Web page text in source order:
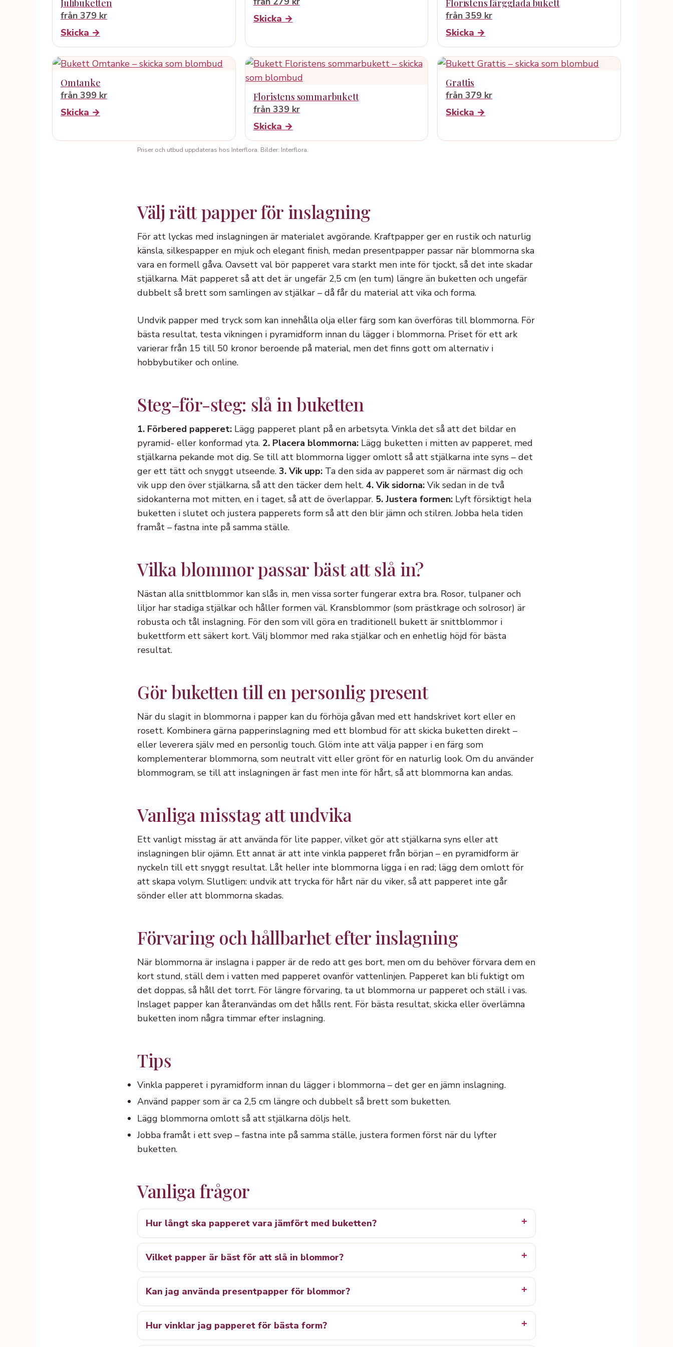
Julibuketten
från 379 kr
Skicka →
Skicka →
Floristens färgglada bukett
från 359 kr
Skicka →
Omtanke
från 399 kr
Skicka →
Floristens sommarbukett
från 339 kr
Skicka →
Grattis
från 379 kr
Skicka →
Priser och utbud uppdateras hos Interflora. Bilder: Interflora.
Välj rätt papper för inslagning
För att lyckas med inslagningen är materialet avgörande. Kraftpapper ger en rustik och naturlig
känsla, silkespapper en mjuk och elegant finish, medan presentpapper passar när blommorna ska
vara en formell gåva. Oavsett val bör papperet vara starkt men inte för tjockt, så det inte skadar
stjälkarna. Mät papperet så att det är ungefär 2,5 cm (en tum) längre än buketten och ungefär
dubbelt så brett som samlingen av stjälkar – då får du material att vika och forma.
Undvik papper med tryck som kan innehålla olja eller färg som kan överföras till blommorna. För
bästa resultat, testa vikningen i pyramidform innan du lägger i blommorna. Priset för ett ark
varierar från 15 till 50 kronor beroende på material, men det finns gott om alternativ i
hobbybutiker och online.
Steg-för-steg: slå in buketten
1. Förbered papperet: Lägg papperet plant på en arbetsyta. Vinkla det så att det bildar en
pyramid- eller konformad yta. 2. Placera blommorna: Lägg buketten i mitten av papperet, med
stjälkarna pekande mot dig. Se till att blommorna ligger omlott så att stjälkarna inte syns – det
ger ett tätt och snyggt utseende. 3. Vik upp: Ta den sida av papperet som är närmast dig och
vik upp den över stjälkarna, så att den täcker dem helt. 4. Vik sidorna: Vik sedan in de två
sidokanterna mot mitten, en i taget, så att de överlappar. 5. Justera formen: Lyft försiktigt hela
buketten i slutet och justera papperets form så att den blir jämn och stilren. Jobba hela tiden
framåt – fastna inte på samma ställe.
Vilka blommor passar bäst att slå in?
Nästan alla snittblommor kan slås in, men vissa sorter fungerar extra bra. Rosor, tulpaner och
liljor har stadiga stjälkar och håller formen väl. Kransblommor (som prästkrage och solrosor) är
robusta och tål inslagning. För den som vill göra en traditionell bukett är snittblommor i
bukettform ett säkert kort. Välj blommor med raka stjälkar och en enhetlig höjd för bästa
resultat.
Gör buketten till en personlig present
När du slagit in blommorna i papper kan du förhöja gåvan med ett handskrivet kort eller en
rosett. Kombinera gärna papperinslagning med ett blombud för att skicka buketten direkt –
eller leverera själv med en personlig touch. Glöm inte att välja papper i en färg som
komplementerar blommorna, som neutralt vitt eller grönt för en naturlig look. Om du använder
blommogram, se till att inslagningen är fast men inte för hårt, så att blommorna kan andas.
Vanliga misstag att undvika
Ett vanligt misstag är att använda för lite papper, vilket gör att stjälkarna syns eller att
inslagningen blir ojämn. Ett annat är att inte vinkla papperet från början – en pyramidform är
nyckeln till ett snyggt resultat. Låt heller inte blommorna ligga i en rad; lägg dem omlott för
att skapa volym. Slutligen: undvik att trycka för hårt när du viker, så att papperet inte går
sönder eller att blommorna skadas.
Förvaring och hållbarhet efter inslagning
När blommorna är inslagna i papper är de redo att ges bort, men om du behöver förvara dem en
kort stund, ställ dem i vatten med papperet ovanför vattenlinjen. Papperet kan bli fuktigt om
det doppas, så håll det torrt. För längre förvaring, ta ut blommorna ur papperet och ställ i vas.
Inslaget papper kan återanvändas om det hålls rent. För bästa resultat, skicka eller överlämna
buketten inom några timmar efter inslagning.
Tips
Vinkla papperet i pyramidform innan du lägger i blommorna – det ger en jämn inslagning.
Använd papper som är ca 2,5 cm längre och dubbelt så brett som buketten.
Lägg blommorna omlott så att stjälkarna döljs helt.
Jobba framåt i ett svep – fastna inte på samma ställe, justera formen först när du lyfter
buketten.
Vanliga frågor
Hur långt ska papperet vara jämfört med buketten?
Vilket papper är bäst för att slå in blommor?
Kan jag använda presentpapper för blommor?
Hur vinklar jag papperet för bästa form?